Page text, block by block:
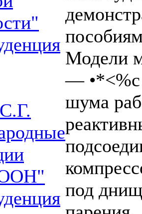
Модели
— •*<%с
шума
под